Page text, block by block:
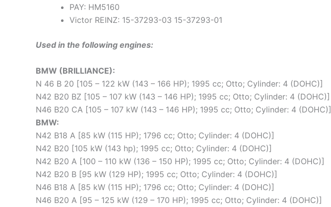
PAY: HM5160
Victor REINZ: 15-37293-03 15-37293-01
Used in the following engines:
BMW (BRILLIANCE):
N 46 B 20 [105 – 122 kW (143 – 166 HP); 1995 cc; Otto; Cylinder: 4 (DOHC)]
N42 B20 BZ [105 – 107 kW (143 – 146 HP); 1995 cc; Otto; Cylinder: 4 (DOHC)]
N46 B20 CA [105 – 107 kW (143 – 146 HP); 1995 cc; Otto; Cylinder: 4 (DOHC)]
BMW:
N42 B18 A [85 kW (115 HP); 1796 cc; Otto; Cylinder: 4 (DOHC)]
N42 B20 [105 kW (143 hp); 1995 cc; Otto; Cylinder: 4 (DOHC)]
N42 B20 A [100 – 110 kW (136 – 150 HP); 1995 cc; Otto; Cylinder: 4 (DOHC)]
N42 B20 B [95 kW (129 HP); 1995 cc; Otto; Cylinder: 4 (DOHC)]
N46 B18 A [85 kW (115 HP); 1796 cc; Otto; Cylinder: 4 (DOHC)]
N46 B20 A [95 – 125 kW (129 – 170 HP); 1995 cc; Otto; Cylinder: 4 (DOHC)]